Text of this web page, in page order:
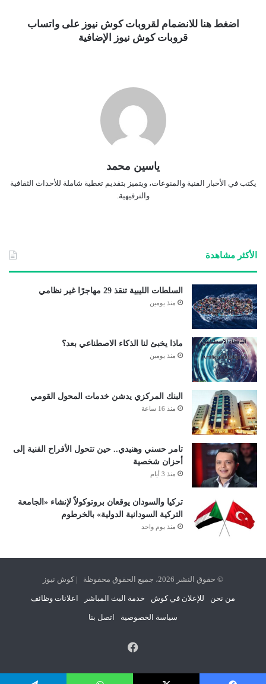
اضغط هنا للانضمام لقروبات كوش نيوز على واتساب
قروبات كوش نيوز الإضافية
ياسين محمد
يكتب في الأخبار الفنية والمنوعات، ويتميز بتقديم تغطية شاملة للأحداث الثقافية
والترفيهية.
الأكثر مشاهدة
السلطات الليبية تنقذ 29 مهاجرًا غير نظامي
منذ يومين
ماذا يخبئ لنا الذكاء الاصطناعي بعد؟
منذ يومين
البنك المركزي يدشن خدمات المحول القومي
منذ 16 ساعة
تامر حسني وهنيدي.. حين تتحول الأفراح الفنية إلى
أحزان شخصية
منذ 3 أيام
تركيا والسودان يوقعان بروتوكولاً لإنشاء «الجامعة
التركية السودانية الدولية» بالخرطوم
منذ يوم واحد
© حقوق النشر 2026، جميع الحقوق محفوظة | كوش نيوز
من نحن للإعلان في كوش خدمة البث المباشر اعلانات وظائف
سياسة الخصوصية اتصل بنا